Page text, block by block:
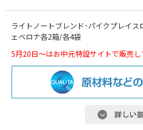
ライトノートブレンド･パイクプレイ
ェベロナ各2箱/各4袋
5月20日～はお中元特設サイトで販売